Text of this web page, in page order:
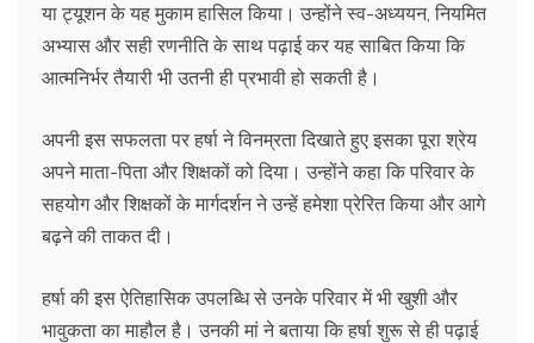
या ट्यूशन के यह मुकाम हासिल किया। उन्होंने स्व-अध्ययन, नियमित
अभ्यास और सही रणनीति के साथ पढ़ाई कर यह साबित किया कि
आत्मनिर्भर तैयारी भी उतनी ही प्रभावी हो सकती है।
अपनी इस सफलता पर हर्षा ने विनम्रता दिखाते हुए इसका पूरा श्रेय
अपने माता-पिता और शिक्षकों को दिया। उन्होंने कहा कि परिवार के
सहयोग और शिक्षकों के मार्गदर्शन ने उन्हें हमेशा प्रेरित किया और आगे
बढ़ने की ताकत दी।
हर्षा की इस ऐतिहासिक उपलब्धि से उनके परिवार में भी खुशी और
भावुकता का माहौल है। उनकी मां ने बताया कि हर्षा शुरू से ही पढ़ाई